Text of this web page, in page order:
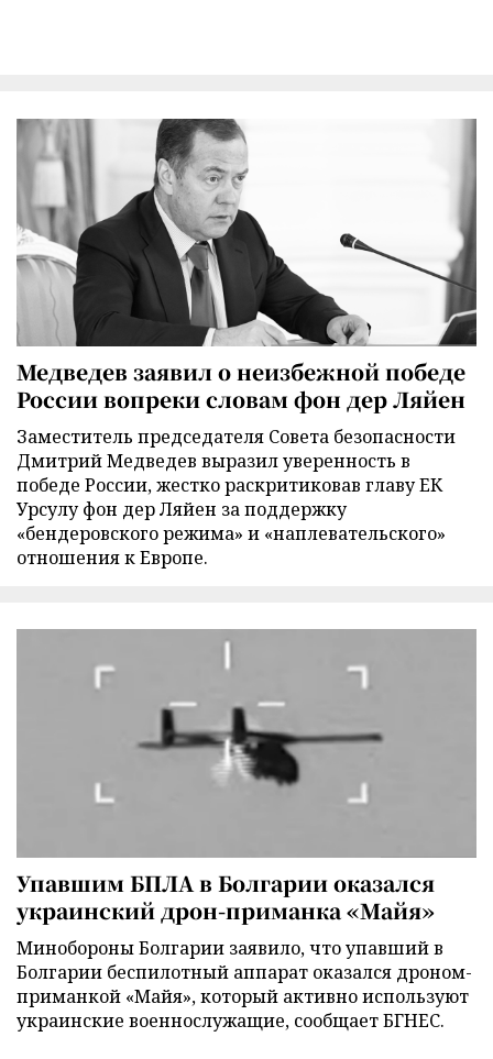
Медведев заявил о неизбежной победе
России вопреки словам фон дер Ляйен
Заместитель председателя Совета безопасности
Дмитрий Медведев выразил уверенность в
победе России, жестко раскритиковав главу ЕК
Урсулу фон дер Ляйен за поддержку
«бендеровского режима» и «наплевательского»
отношения к Европе.
Упавшим БПЛА в Болгарии оказался
украинский дрон-приманка «Майя»
Минобороны Болгарии заявило, что упавший в
Болгарии беспилотный аппарат оказался дроном-
приманкой «Майя», который активно используют
украинские военнослужащие, сообщает БГНЕС.